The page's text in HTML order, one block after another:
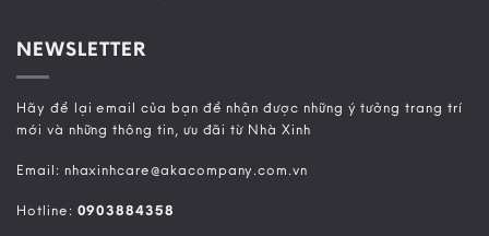
NEWSLETTER
Hãy để lại email của bạn để nhận được những ý tưởng trang trí
mới và những thông tin, ưu đãi từ Nhà Xinh
Email: nhaxinhcare@akacompany.com.vn
Hotline: 0903884358